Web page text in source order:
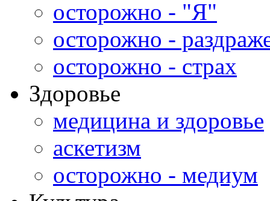
осторожно - "Я"
осторожно -
осторожно - страх
Здоровье
медицина и здоровье
аскетизм
осторожно - медиум